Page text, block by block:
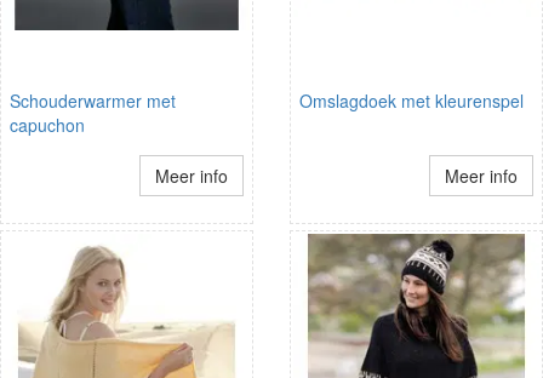
Schouderwarmer met
capuchon
Meer info
Omslagdoek met kleurenspel
Meer info